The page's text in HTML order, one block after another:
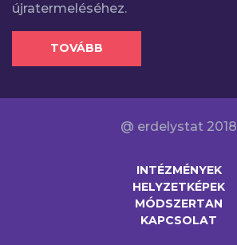
újratermeléséhez.
TOVÁBB
@ erdelystat 2018
INTÉZMÉNYEK
HELYZETKÉPEK
MÓDSZERTAN
KAPCSOLAT